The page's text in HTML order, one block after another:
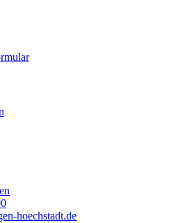
hoechstadt.de